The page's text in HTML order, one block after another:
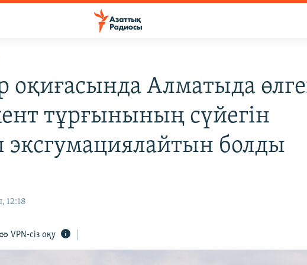
оқиғасында Алматыда
тұрғынының сүйегін
болды
12:18
VPN-сіз оқу